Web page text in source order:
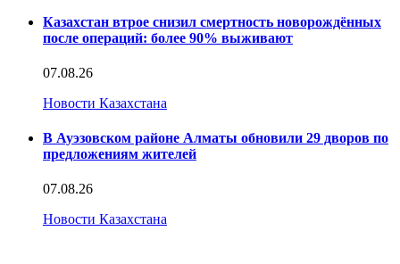
Казахстан втрое снизил смертность новорождённых
после операций: более 90% выживают
07.08.26
Новости Казахстана
В Ауэзовском районе Алматы обновили 29 дворов по
предложениям жителей
07.08.26
Новости Казахстана